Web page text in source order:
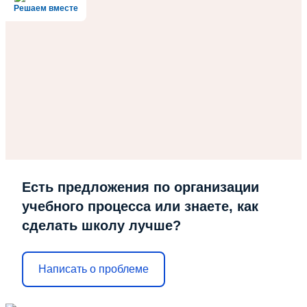
Решаем вместе
Есть предложения по организации
учебного процесса или знаете, как
сделать школу лучше?
Написать о проблеме